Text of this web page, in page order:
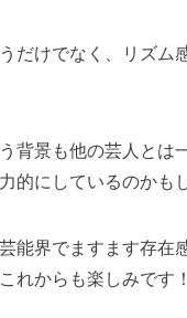
だけでなく、リズ
背景も他の芸人と
的にしているのかも
能界でますます存
れからも楽しみです！